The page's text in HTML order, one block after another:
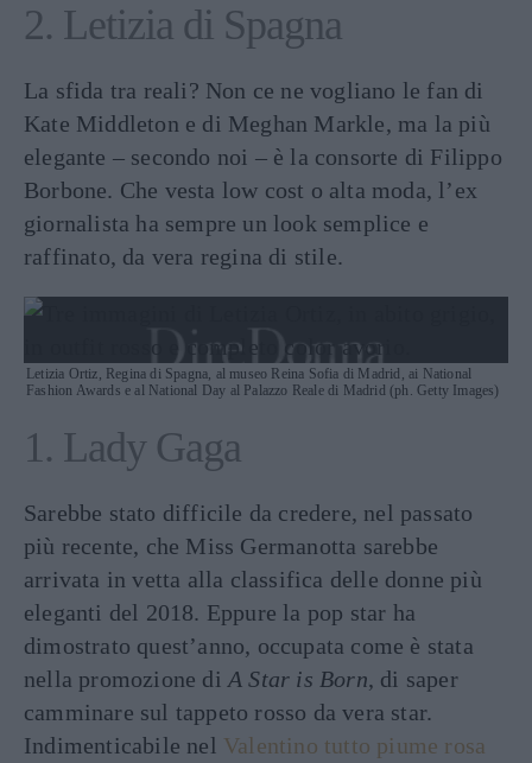
2. Letizia di Spagna
La sfida tra reali? Non ce ne vogliano le fan di
Kate Middleton e di Meghan Markle, ma la più
elegante – secondo noi – è la consorte di Filippo
Borbone. Che vesta low cost o alta moda, l’ex
giornalista ha sempre un look semplice e
raffinato, da vera regina di stile.
Letizia Ortiz, Regina di Spagna, al museo Reina Sofia di Madrid, ai National
Fashion Awards e al National Day al Palazzo Reale di Madrid (ph. Getty Images)
1. Lady Gaga
Sarebbe stato difficile da credere, nel passato
più recente, che Miss Germanotta sarebbe
arrivata in vetta alla classifica delle donne più
eleganti del 2018. Eppure la pop star ha
dimostrato quest’anno, occupata come è stata
nella promozione di A Star is Born, di saper
camminare sul tappeto rosso da vera star.
Indimenticabile nel Valentino tutto piume rosa